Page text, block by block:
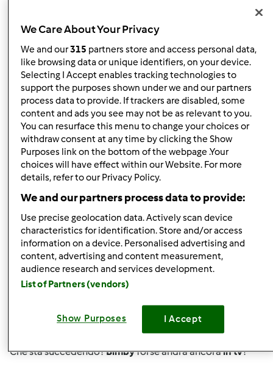
I risultati più recenti
Risultati per pagina:
10
1 | Ultimo messaggio
Risposta rapida
Team Bimby Iscritto : 11.12.2009
Gio, 03/29/2018 - 13:43
Buongiorno a tutti,
persone indaffarate e, ogni tanto, la voce del regista che
annuncia "Ciaaaaak...si gira!"
Che sta succedendo?Bimbyforse andrà ancorain tv?
We Care About Your Privacy
We and our315 partners store and access personal data,
like browsing data or unique identifiers, on your device.
Selecting I Accept enables tracking technologies to
support the purposes shown under we and our partners
process data to provide. If trackers are disabled, some
content and ads you see may not be as relevant to you.
You can resurface this menu to change your choices or
withdraw consent at any time by clicking the Show
Purposes link on the bottom of the webpage .Your
choices will have effect within our Website. For more
details, refer to our Privacy Policy.
We and our partners process data to provide:
Use precise geolocation data. Actively scan device
characteristics for identification. Store and/or access
information on a device. Personalised advertising and
content, advertising and content measurement,
audience research and services development.
List of Partners (vendors)
Show Purposes I Accept